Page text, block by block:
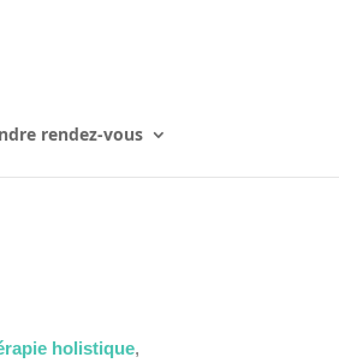
rendez-vous
holistique,